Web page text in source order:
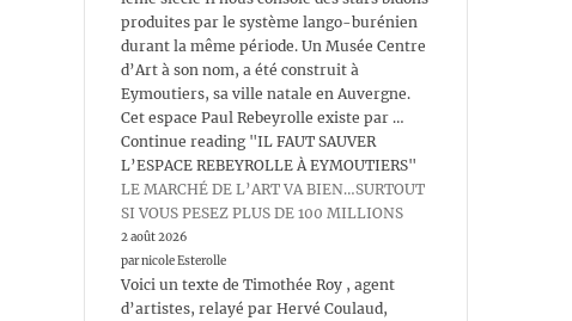
produites par le système lango-burénien
durant la même période. Un Musée Centre
d’Art à son nom, a été construit à
Eymoutiers, sa ville natale en Auvergne.
Cet espace Paul Rebeyrolle existe par …
Continue reading "IL FAUT SAUVER
L’ESPACE REBEYROLLE À EYMOUTIERS"
LE MARCHÉ DE L’ART VA BIEN…SURTOUT
SI VOUS PESEZ PLUS DE 100 MILLIONS
2 août 2026
par nicole Esterolle
Voici un texte de Timothée Roy , agent
d’artistes, relayé par Hervé Coulaud,